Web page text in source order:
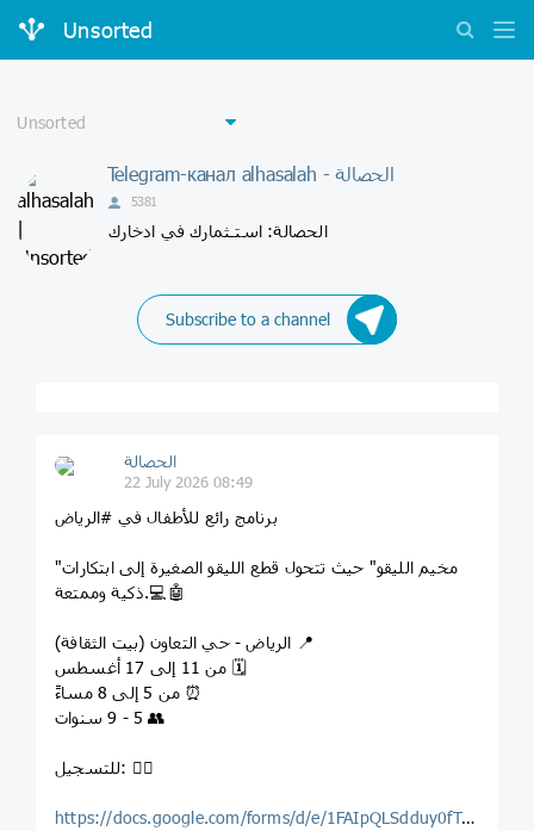
Unsorted
Telegram-канал alhasalah - الحصالة
5381
الحصالة: استـثمارك في ادخارك
Subscribe to a channel
الحصالة
22 July 2026 08:49
برنامج رائع للأطفال في #الرياض
"مخيم الليقو" حيث تتحول قطع الليقو الصغيرة إلى ابتكارات
ذكية وممتعة.💻🤖
‏🗓 من 11 إلى 17 أغسطس
‏⏰ من 5 إلى 8 مساءً
‏👥 5 - 9 سنوات
للتسجيل: 👇🏼
https://docs.google.com/forms/d/e/